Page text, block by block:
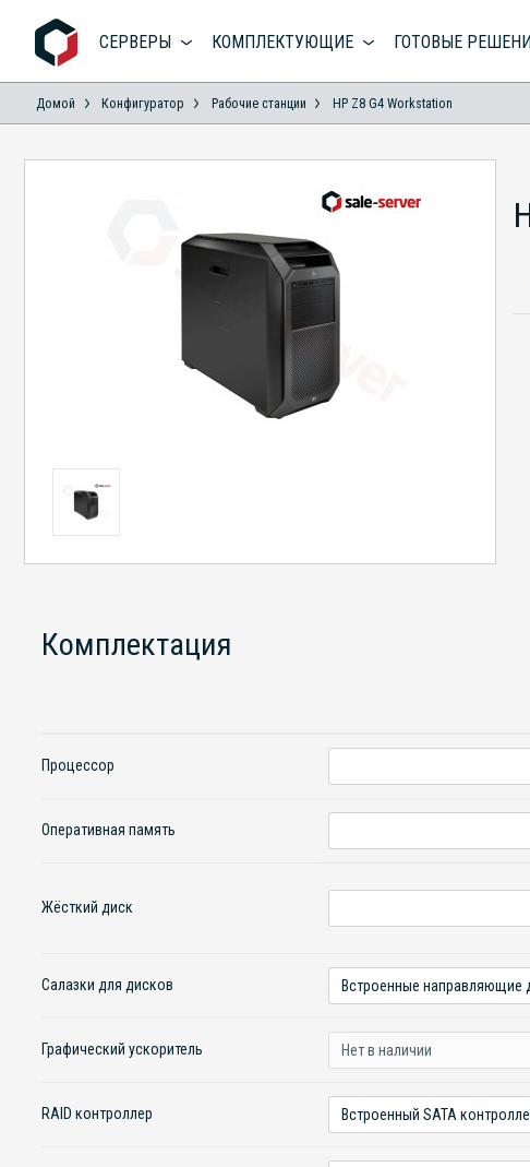
СЕРВЕРЫ КОМПЛЕКТУЮЩИЕ ГОТОВЫЕ
Домой Конфигуратор Рабoчие станции HP Z8 G4 Workstation
Комплектация
Процессор
Оперативная память
Жёсткий диск
Салазки для дисков
Графический ускоритель
RAID контроллер